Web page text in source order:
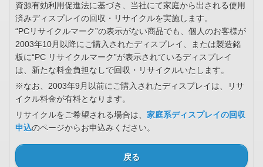
資源有効利用促進法に基づき、当社にて家庭から出される使用
済みディスプレイの回収・リサイクルを実施します。
“PCリサイクルマーク”の表示がない商品でも、個人のお客様が
2003年10月以降にご購入されたディスプレイ、または製造銘
板に“PC リサイクルマーク”が表示されているディスプレイ
は、新たな料金負担なしで回収・リサイクルいたします。
※なお、2003年9月以前にご購入されたディスプレイは、リサ
イクル料金が有料となります。
リサイクルをご希望される場合は、 家庭系ディスプレイの回収
申込のページからお申込みください。
戻る